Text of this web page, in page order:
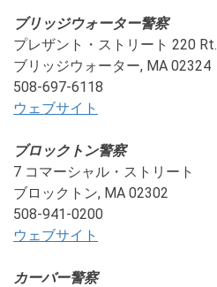
ブリッジウォーター警察
プレザント・ストリート 220 Rt.
ブリッジウォーター, MA 02324
508-697-6118
ウェブサイト
ブロックトン警察
7 コマーシャル・ストリート
ブロックトン, MA 02302
508-941-0200
ウェブサイト
カーバー警察